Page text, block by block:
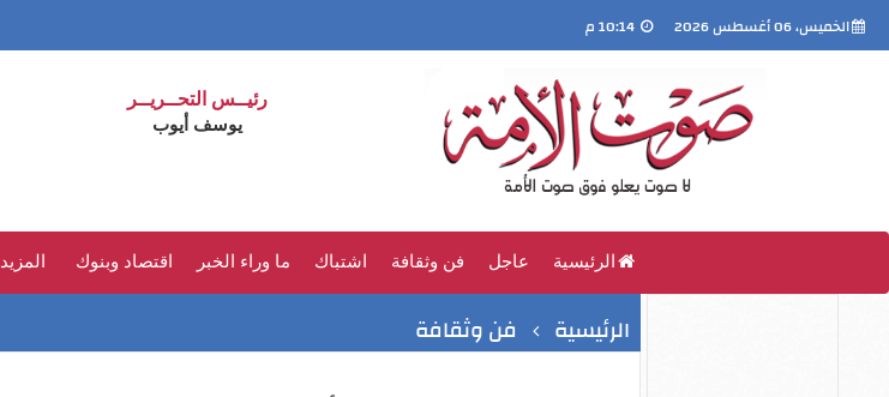
الخميس، 06 أغسطس 2026
رئيــس التحــريــر
يوسف أيوب
الرئيسية عاجل فن وثقافة اشتباك ما وراء الخبر اقتصاد وبنوك المزيد
الرئيسية فن وثقافة